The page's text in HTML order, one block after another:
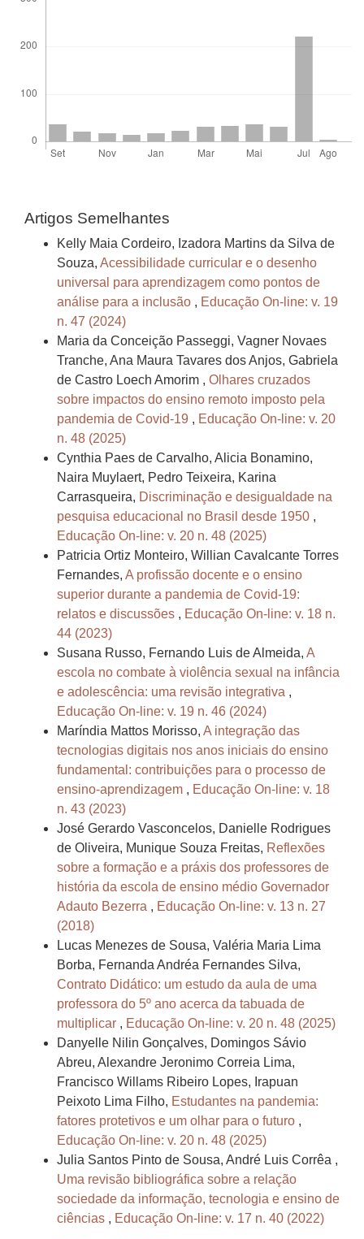
Artigos Semelhantes
Kelly Maia Cordeiro, Izadora Martins da Silva de
Souza, Acessibilidade curricular e o desenho
universal para aprendizagem como pontos de
análise para a inclusão , Educação On-line: v. 19
n. 47 (2024)
Maria da Conceição Passeggi, Vagner Novaes
Tranche, Ana Maura Tavares dos Anjos, Gabriela
de Castro Loech Amorim , Olhares cruzados
sobre impactos do ensino remoto imposto pela
pandemia de Covid-19 , Educação On-line: v. 20
n. 48 (2025)
Cynthia Paes de Carvalho, Alicia Bonamino,
Naira Muylaert, Pedro Teixeira, Karina
Carrasqueira, Discriminação e desigualdade na
pesquisa educacional no Brasil desde 1950 ,
Educação On-line: v. 20 n. 48 (2025)
Patricia Ortiz Monteiro, Willian Cavalcante Torres
Fernandes, A profissão docente e o ensino
superior durante a pandemia de Covid-19:
relatos e discussões , Educação On-line: v. 18 n.
44 (2023)
Susana Russo, Fernando Luis de Almeida, A
escola no combate à violência sexual na infância
e adolescência: uma revisão integrativa ,
Educação On-line: v. 19 n. 46 (2024)
Maríndia Mattos Morisso, A integração das
tecnologias digitais nos anos iniciais do ensino
fundamental: contribuições para o processo de
ensino-aprendizagem , Educação On-line: v. 18
n. 43 (2023)
José Gerardo Vasconcelos, Danielle Rodrigues
de Oliveira, Munique Souza Freitas, Reflexões
sobre a formação e a práxis dos professores de
história da escola de ensino médio Governador
Adauto Bezerra , Educação On-line: v. 13 n. 27
(2018)
Lucas Menezes de Sousa, Valéria Maria Lima
Borba, Fernanda Andréa Fernandes Silva,
Contrato Didático: um estudo da aula de uma
professora do 5º ano acerca da tabuada de
multiplicar , Educação On-line: v. 20 n. 48 (2025)
Danyelle Nilin Gonçalves, Domingos Sávio
Abreu, Alexandre Jeronimo Correia Lima,
Francisco Willams Ribeiro Lopes, Irapuan
Peixoto Lima Filho, Estudantes na pandemia:
fatores protetivos e um olhar para o futuro ,
Educação On-line: v. 20 n. 48 (2025)
Julia Santos Pinto de Sousa, André Luis Corrêa ,
Uma revisão bibliográfica sobre a relação
sociedade da informação, tecnologia e ensino de
ciências , Educação On-line: v. 17 n. 40 (2022)